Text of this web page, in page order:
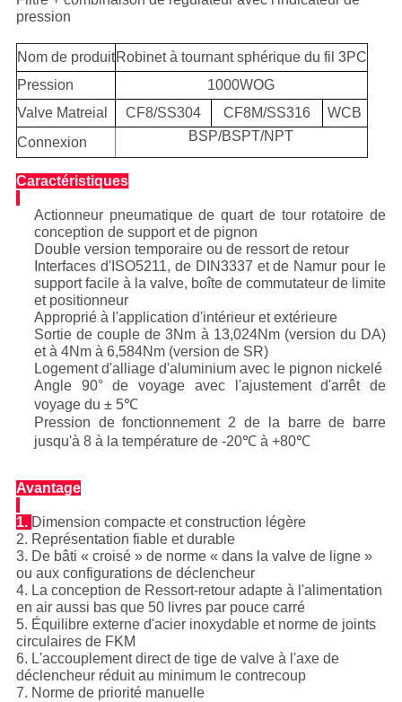
pression
Nom de produitRobinet à tournant sphérique du fil 3PC
Pression
1000WOG
Valve Matreial
CF8/SS304 CF8M/SS316
WCB
Connexion
BSP/BSPT/NPT
Caractéristiques
Actionneur pneumatique de quart de tour rotatoire de
conception de support et de pignon
Double version temporaire ou de ressort de retour
Interfaces d'ISO5211, de DIN3337 et de Namur pour le
support facile à la valve, boîte de commutateur de limite
et positionneur
Approprié à l'application d'intérieur et extérieure
Sortie de couple de 3Nm à 13,024Nm (version du DA)
et à 4Nm à 6,584Nm (version de SR)
Logement d'alliage d'aluminium avec le pignon nickelé
Angle 90° de voyage avec l'ajustement d'arrêt de
voyage du ± 5℃
Pression de fonctionnement 2 de la barre de barre
jusqu'à 8 à la température de -20℃ à +80℃
Avantage
1. Dimension compacte et construction légère
2. Représentation fiable et durable
3. De bâti « croisé » de norme « dans la valve de ligne »
ou aux configurations de déclencheur
4. La conception de Ressort-retour adapte à l'alimentation
en air aussi bas que 50 livres par pouce carré
5. Équilibre externe d'acier inoxydable et norme de joints
circulaires de FKM
6. L'accouplement direct de tige de valve à l'axe de
déclencheur réduit au minimum le contrecoup
7. Norme de priorité manuelle